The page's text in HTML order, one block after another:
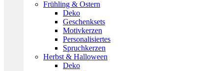
Frühling & Ostern
Deko
Geschenksets
Motivkerzen
Personalisiertes
Spruchkerzen
Herbst & Halloween
Deko